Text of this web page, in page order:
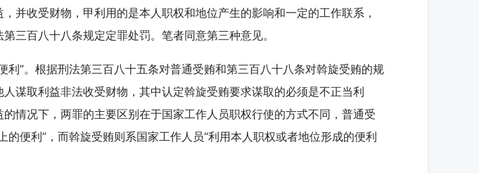
并收受财物，甲利用的是本人职权和地位产生的影响和一定的工作联系，
三百八十八条规定定罪处罚。笔者同意第三种意见。
”。根据刑法第三百八十五条对普通受贿和第三百八十八条对斡旋受贿的规
谋取利益非法收受财物，其中认定斡旋受贿要求谋取的必须是不正当利
情况下，两罪的主要区别在于国家工作人员职权行使的方式不同，普通受
的便利”，而斡旋受贿则系国家工作人员“利用本人职权或者地位形成的便利